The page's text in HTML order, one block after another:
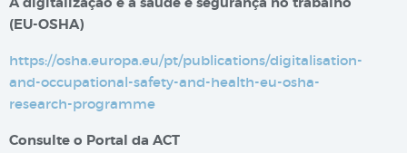
(EU-OSHA)
https://osha.europa.eu/pt/publications/digitalisation-
and-occupational-safety-and-health-eu-osha-
research-programme
Consulte o Portal da ACT